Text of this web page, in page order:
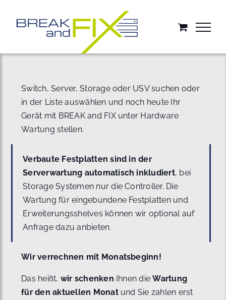
springen
Switch, Server, Storage oder USV suchen oder
in der Liste auswählen und noch heute Ihr
Gerät mit BREAK and FIX unter Hardware
Wartung stellen.
Verbaute Festplatten sind in der
Serverwartung automatisch inkludiert, bei
Storage Systemen nur die Controller. Die
Wartung für eingebundene Festplatten und
Erweiterungsshelves können wir optional auf
Anfrage dazu anbieten.
Wir verrechnen mit Monatsbeginn!
Das heißt, wir schenken Ihnen dieWartung
für den aktuellen Monat und Sie zahlen erst